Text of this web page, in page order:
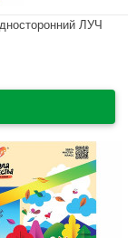
ЛУЧ